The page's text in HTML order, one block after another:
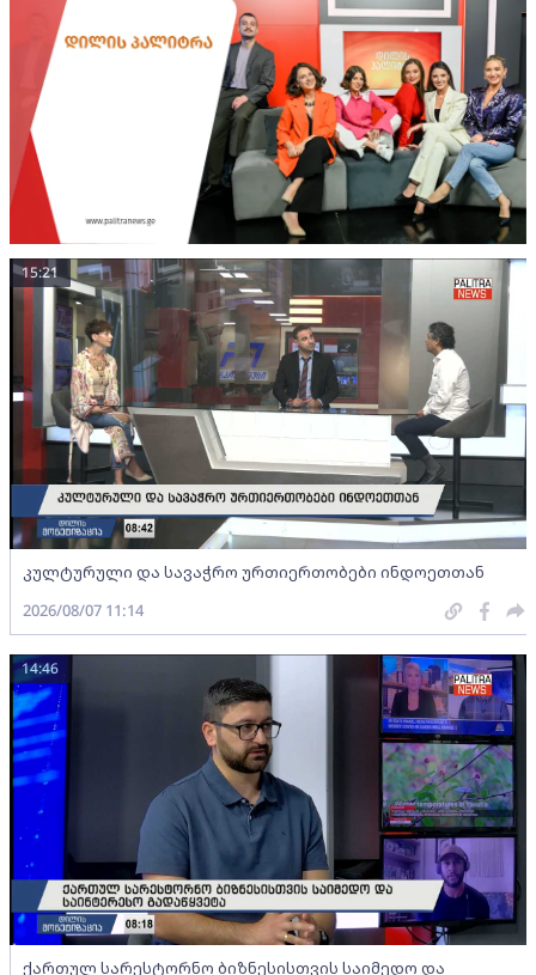
კულტურული და სავაჭრო ურთიერთობები ინდოეთთან
15:21
2026/08/07 11:14
ქართულ სარესტორნო ბიზნესისთვის საიმედო და
14:46